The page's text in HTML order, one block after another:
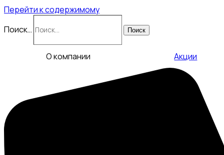
Перейти к содержимому
Поиск…
Поиск
О компании Акции